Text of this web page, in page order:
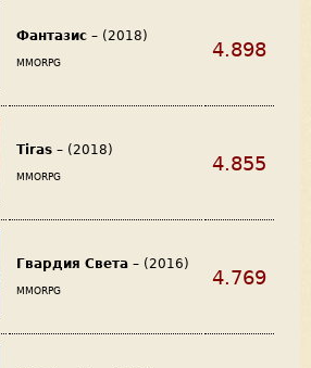
Фантазис – (2018)
MMORPG
4.898
Tiras – (2018)
MMORPG
4.855
Гвардия Света – (2016)
MMORPG
4.769